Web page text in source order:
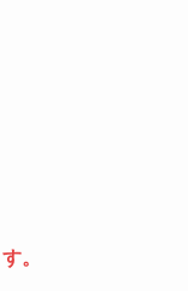
。